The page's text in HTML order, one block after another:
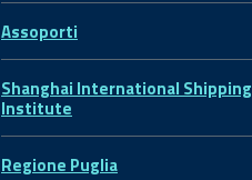
Assoporti
Shanghai International Shipping
Institute
Regione Puglia